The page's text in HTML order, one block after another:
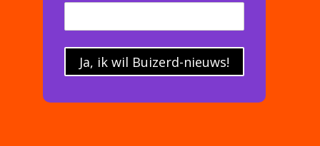
Ja, ik wil Buizerd-nieuws!